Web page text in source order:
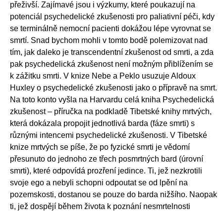
přeživší. Zajímavé jsou i výzkumy, které poukazují na
potenciál psychedelické zkušenosti pro paliativní péči, kdy
se terminálně nemocní pacienti dokážou lépe vyrovnat se
smrtí. Snad bychom mohli v tomto bodě polemizovat nad
tím, jak daleko je transcendentní zkušenost od smrti, a zda
pak psychedelická zkušenost není možným přiblížením se
k zážitku smrti. V knize Nebe a Peklo usuzuje Aldoux
Huxley o psychedelické zkušenosti jako o přípravě na smrt.
Na toto konto vyšla na Harvardu celá kniha Psychedelická
zkušenost – příručka na podkladě Tibetské knihy mrtvých,
která dokázala propojit jednotlivá barda (fáze smrti) s
různými intencemi psychedelické zkušenosti. V Tibetské
knize mrtvých se píše, že po fyzické smrti je vědomí
přesunuto do jednoho ze třech posmrtných bard (úrovní
smrti), které odpovídá prozření jedince. Ti, jež nezkrotili
svoje ego a nebyli schopni odpoutat se od lpění na
pozemskosti, dostanou se pouze do barda nižšího. Naopak
ti, jež dospějí během života k poznání nesmrtelnosti